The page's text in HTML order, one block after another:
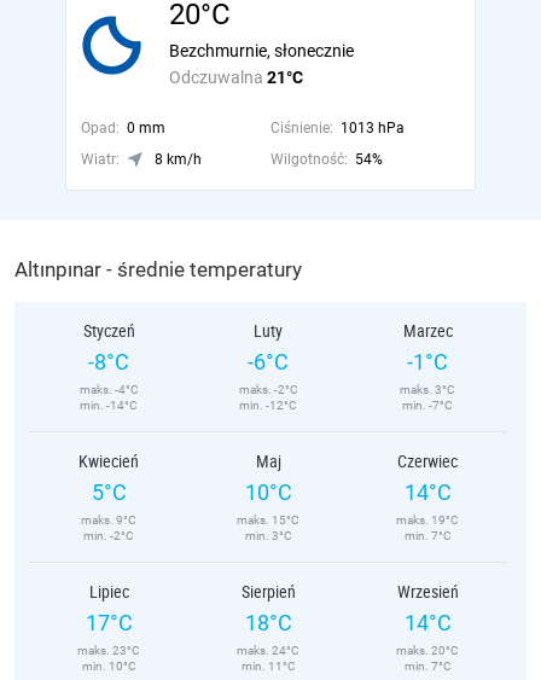
20°C
Odczuwalna 21°C
Bezchmurnie, słonecznie
Opad: 0 mm Ciśnienie: 1013 hPa
Wiatr:
8 km/h Wilgotność: 54%
Altınpınar - średnie temperatury
Styczeń
-8°C
maks. -4°C
min. -14°C
Luty
-6°C
maks. -2°C
min. -12°C
Marzec
-1°C
maks. 3°C
min. -7°C
Kwiecień
5°C
maks. 9°C
min. -2°C
Maj
10°C
maks. 15°C
min. 3°C
Czerwiec
14°C
maks. 19°C
min. 7°C
Lipiec
17°C
maks. 23°C
min. 10°C
Sierpień
18°C
maks. 24°C
min. 11°C
Wrzesień
14°C
maks. 20°C
min. 7°C